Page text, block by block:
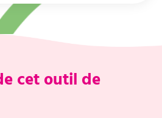
cet outil de